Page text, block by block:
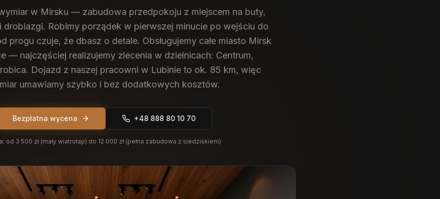
w Mirsku — zabudowa przedpokoju z miejscem na buty,
drobiazgi. Robimy porządek w pierwszej minucie po wejściu do
progu czuje, że dbasz o detale. Obsługujemy całe miasto Mirsk
— najczęściej realizujemy zlecenia w dzielnicach: Centrum,
Dojazd z naszej pracowni w Lubinie to ok. 85 km, więc
umawiamy szybko i bez dodatkowych kosztów.
Bezpłatna wycena +48 888 80 10 70
od 3 500 zł (mały wiatrołap) do 12 000 zł (pełna zabudowa z siedziskiem)